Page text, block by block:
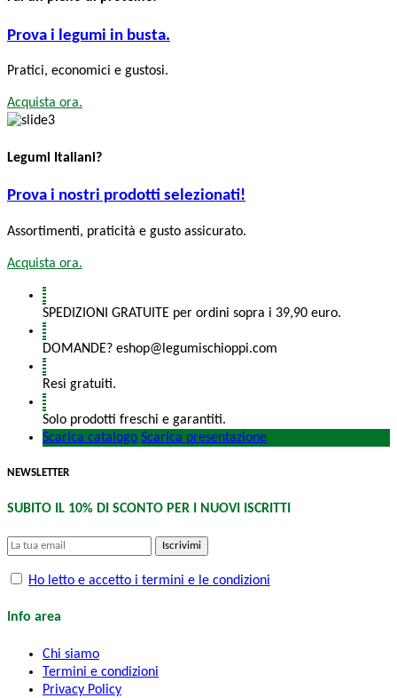
Prova i legumi in busta.
Pratici, economici e gustosi.
Acquista ora.
Legumi Italiani?
Prova i nostri prodotti selezionati!
Assortimenti, praticità e gusto assicurato.
Acquista ora.
SPEDIZIONI GRATUITE per ordini sopra i 39,90 euro.
DOMANDE? eshop@legumischioppi.com
Resi gratuiti.
Solo prodotti freschi e garantiti.
Scarica catalogo Scarica presentazione
NEWSLETTER
SUBITO IL 10% DI SCONTO PER I NUOVI ISCRITTI
Iscrivimi
Ho letto e accetto i termini e le condizioni
Info area
Chi siamo
Termini e condizioni
Privacy Policy